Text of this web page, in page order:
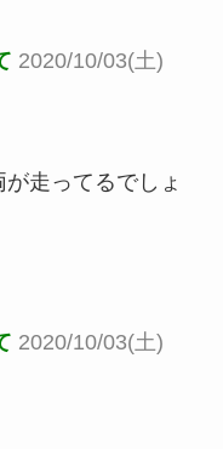
2020/10/03(土)
走ってるでしょ
2020/10/03(土)